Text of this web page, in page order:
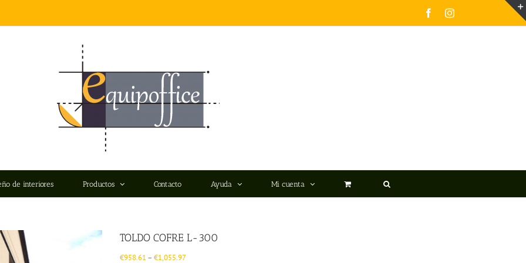
FacebookInstagram
de interiores Productos Contacto Ayuda Mi cuenta
TOLDO COFRE L-300
€958.61 – €1,055.97